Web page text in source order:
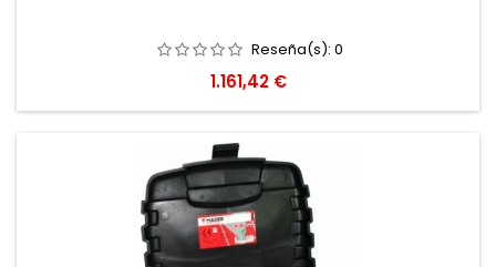
Reseña(s): 0
Precio
1.161,42 €